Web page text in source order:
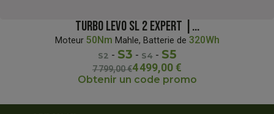
TURBO LEVO SL 2 EXPERT |...
Moteur 50Nm Mahle, Batterie de 320Wh
S2 - S3 - S4- S5
7 799,00 €4 499,00 €
Obtenir un code promo